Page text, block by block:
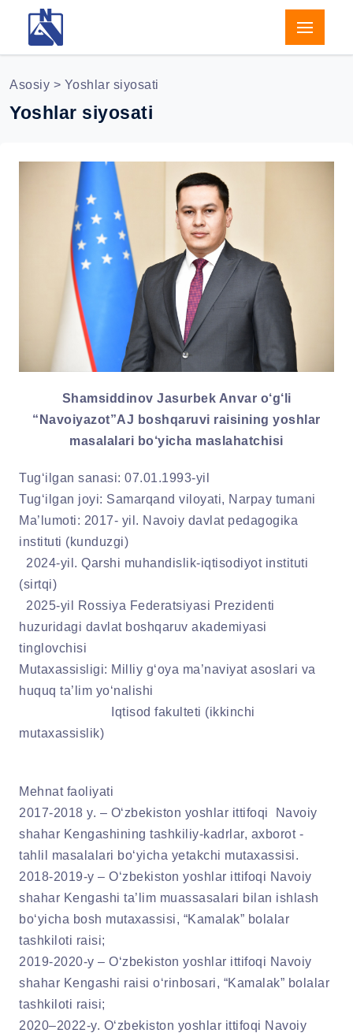
Asosiy > Yoshlar siyosati
Yoshlar siyosati
Shamsiddinov Jasurbek Anvar o‘g‘li
“Navoiyazot”AJ boshqaruvi raisining yoshlar
masalalari bo‘yicha maslahatchisi
Tug‘ilgan sanasi: 07.01.1993-yil
Tug‘ilgan joyi: Samarqand viloyati, Narpay tumani
Ma’lumoti: 2017- yil. Navoiy davlat pedagogika
instituti (kunduzgi)
2024-yil. Qarshi muhandislik-iqtisodiyot instituti
(sirtqi)
2025-yil Rossiya Federatsiyasi Prezidenti
huzuridagi davlat boshqaruv akademiyasi
tinglovchisi
Mutaxassisligi: Milliy g‘oya ma’naviyat asoslari va
huquq ta’lim yo‘nalishi
Iqtisod fakulteti (ikkinchi
mutaxassislik)
Mehnat faoliyati
2017-2018 y. – O‘zbekiston yoshlar ittifoqi Navoiy
shahar Kengashining tashkiliy-kadrlar, axborot -
tahlil masalalari bo‘yicha yetakchi mutaxassisi.
2018-2019-y – O‘zbekiston yoshlar ittifoqi Navoiy
shahar Kengashi ta’lim muassasalari bilan ishlash
bo‘yicha bosh mutaxassisi, “Kamalak” bolalar
tashkiloti raisi;
2019-2020-y – O‘zbekiston yoshlar ittifoqi Navoiy
shahar Kengashi raisi o‘rinbosari, “Kamalak” bolalar
tashkiloti raisi;
2020–2022-y. O‘zbekiston yoshlar ittifoqi Navoiy